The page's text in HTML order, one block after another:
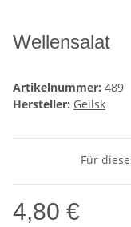
Wellensalat
Artikelnummer: 489
Hersteller: Geilsk
Für
4,80 €